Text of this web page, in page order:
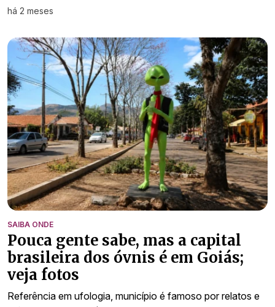
há 2 meses
SAIBA ONDE
Pouca gente sabe, mas a capital
brasileira dos óvnis é em Goiás;
veja fotos
Referência em ufologia, município é famoso por relatos e